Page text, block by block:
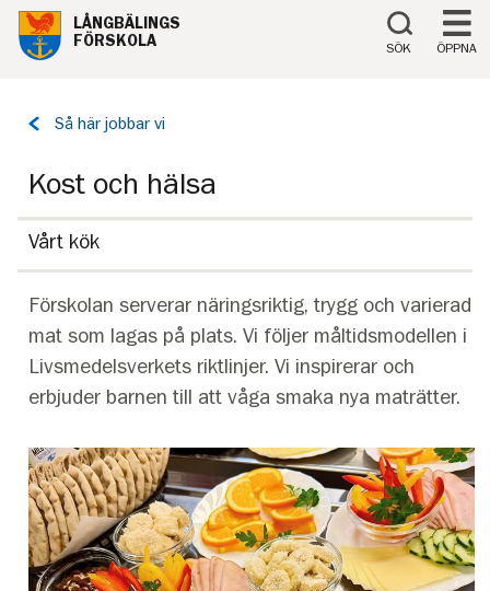
Till innehåll på sidan
LÅNGBÄLINGS
FÖRSKOLA
SÖK ÖPPNA
Tillbaka
Så här jobbar vi
Kost och hälsa
Vårt kök
Förskolan serverar näringsriktig, trygg och varierad
mat som lagas på plats. Vi följer måltidsmodellen i
Livsmedelsverkets riktlinjer. Vi inspirerar och
erbjuder barnen till att våga smaka nya maträtter.